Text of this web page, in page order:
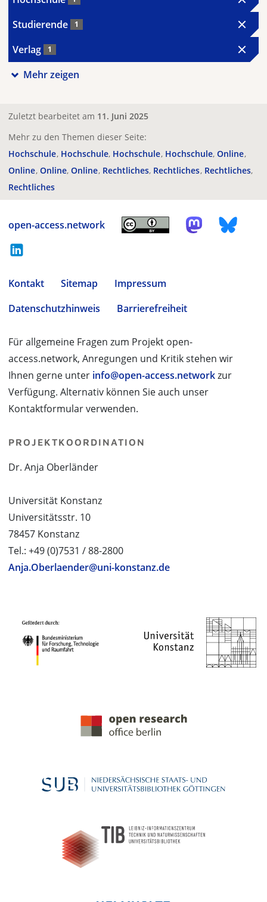
Studierende 1
Verlag 1
Mehr zeigen
Zuletzt bearbeitet am 11. Juni 2025
Mehr zu den Themen dieser Seite:
Hochschule Hochschule Hochschule Hochschule Online
Online Online Online Rechtliches Rechtliches Rechtliches
Rechtliches
open-access.network
Kontakt Sitemap
Impressum
Datenschutzhinweis
Barrierefreiheit
Für allgemeine Fragen zum Projekt open-
access.network, Anregungen und Kritik stehen wir
Ihnen gerne unter info@open-access.networkzur
Verfügung. Alternativ können Sie auch unser
Kontaktformular verwenden.
PROJEKTKOORDINATION
Dr. Anja Oberländer
Universität Konstanz
Universitätsstr. 10
78457 Konstanz
Tel.: +49 (0)7531 / 88-2800
Anja.Oberlaender@uni-konstanz.de